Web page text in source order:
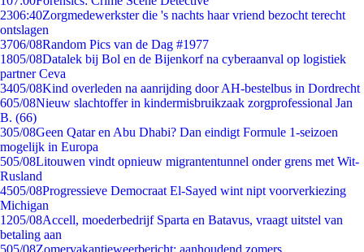
2306:40Zorgmedewerkster die 's nachts haar vriend bezocht terecht
ontslagen
3706/08Random Pics van de Dag #1977
1805/08Datalek bij Bol en de Bijenkorf na cyberaanval op logistiek
partner Ceva
3405/08Kind overleden na aanrijding door AH-bestelbus in Dordrecht
605/08Nieuw slachtoffer in kindermisbruikzaak zorgprofessional Jan
B. (66)
305/08Geen Qatar en Abu Dhabi? Dan eindigt Formule 1-seizoen
mogelijk in Europa
505/08Litouwen vindt opnieuw migrantentunnel onder grens met Wit-
Rusland
4505/08Progressieve Democraat El-Sayed wint nipt voorverkiezing
Michigan
1205/08Accell, moederbedrijf Sparta en Batavus, vraagt uitstel van
betaling aan
505/08Zomervakantieweerbericht: aanhoudend zomers